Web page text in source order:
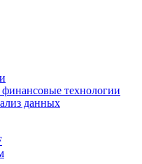
технологии
данных